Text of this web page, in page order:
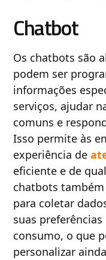
Chatbot
Os chatbots são
podem ser
informações
serviços, ajudar
comuns e
Isso permite às
experiência de
eficiente e de
chatbots
para coletar
suas
consumo, o que
personalizar